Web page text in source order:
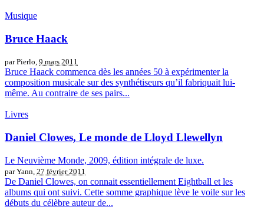
Musique
Bruce Haack
par Pierlo, 9 mars 2011
Bruce Haack commenca dès les années 50 à expérimenter la
composition musicale sur des synthétiseurs qu’il fabriquait lui-
même. Au contraire de ses pairs...
Livres
Daniel Clowes, Le monde de Lloyd Llewellyn
Le Neuvième Monde, 2009, édition intégrale de luxe.
par Yann, 27 février 2011
De Daniel Clowes, on connait essentiellement Eightball et les
albums qui ont suivi. Cette somme graphique lève le voile sur les
débuts du célèbre auteur de...